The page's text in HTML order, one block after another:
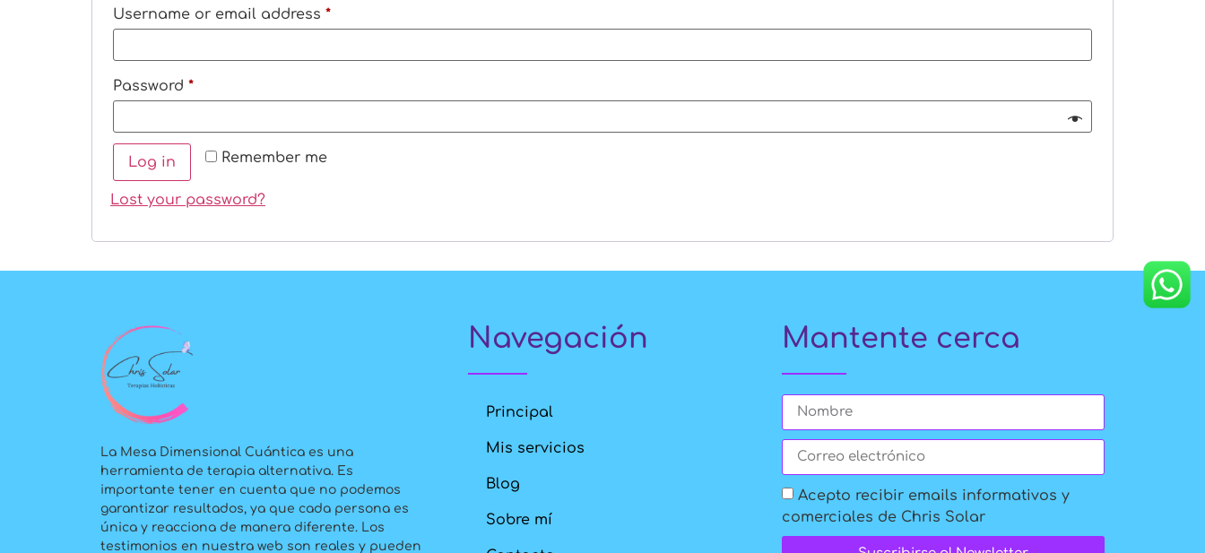
Username or email address *
Password *
Remember me
Log in
Lost your password?
La Mesa Dimensional Cuántica es una
herramienta de terapia alternativa. Es
importante tener en cuenta que no podemos
garantizar resultados, ya que cada persona es
única y reacciona de manera diferente. Los
testimonios en nuestra web son reales y pueden
Navegación
Principal
Mis servicios
Blog
Sobre mí
Mantente cerca
Acepto recibir emails informativos y
comerciales de Chris Solar